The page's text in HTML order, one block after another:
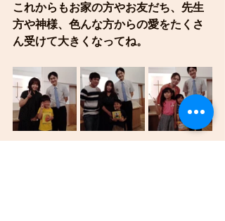
これからもお家の方やお友だち、先生
方や神様、色んな方からの愛をたくさ
ん受けて大きくなってね。